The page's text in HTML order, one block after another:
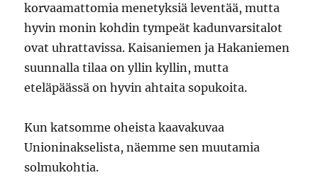
korvaamattomia menetyksiä leventää, mutta
hyvin monin kohdin tympeät kadunvarsitalot
ovat uhrattavissa. Kaisaniemen ja Hakaniemen
suunnalla tilaa on yllin kyllin, mutta
eteläpäässä on hyvin ahtaita sopukoita.
Kun katsomme oheista kaavakuvaa
Unioninakselista, näemme sen muutamia
solmukohtia.